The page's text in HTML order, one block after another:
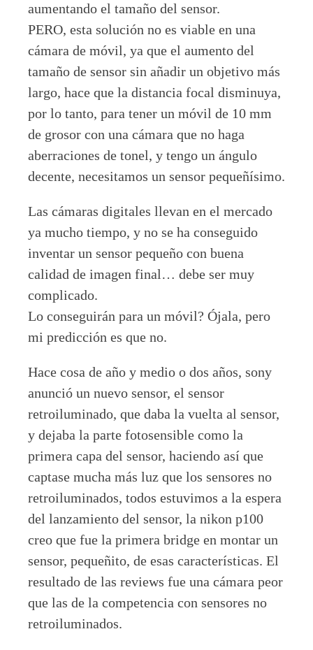
aumentando el tamaño del sensor.
PERO, esta solución no es viable en una
cámara de móvil, ya que el aumento del
tamaño de sensor sin añadir un objetivo más
largo, hace que la distancia focal disminuya,
por lo tanto, para tener un móvil de 10 mm
de grosor con una cámara que no haga
aberraciones de tonel, y tengo un ángulo
decente, necesitamos un sensor pequeñísimo.
Las cámaras digitales llevan en el mercado
ya mucho tiempo, y no se ha conseguido
inventar un sensor pequeño con buena
calidad de imagen final… debe ser muy
complicado.
Lo conseguirán para un móvil? Ójala, pero
mi predicción es que no.
Hace cosa de año y medio o dos años, sony
anunció un nuevo sensor, el sensor
retroiluminado, que daba la vuelta al sensor,
y dejaba la parte fotosensible como la
primera capa del sensor, haciendo así que
captase mucha más luz que los sensores no
retroiluminados, todos estuvimos a la espera
del lanzamiento del sensor, la nikon p100
creo que fue la primera bridge en montar un
sensor, pequeñito, de esas características. El
resultado de las reviews fue una cámara peor
que las de la competencia con sensores no
retroiluminados.